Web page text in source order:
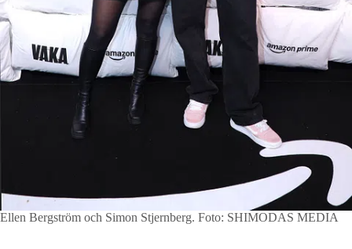
Ellen Bergström och Simon Stjernberg. Foto: SHIMODAS MEDIA